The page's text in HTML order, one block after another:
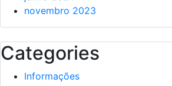
novembro 2023
Categories
Informações